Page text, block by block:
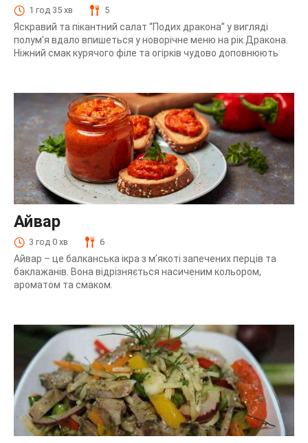
1 год 35 хв 5
Яскравий та пікантний салат “Подих дракона” у вигляді
полум’я вдало впишеться у новорічне меню на рік Дракона.
Ніжний смак курячого філе та огірків чудово доповнюють
Айвар
3 год 0 хв 6
Айвар – це балканська ікра з м’якоті запечених перців та
баклажанів. Вона відрізняється насиченим кольором,
ароматом та смаком.